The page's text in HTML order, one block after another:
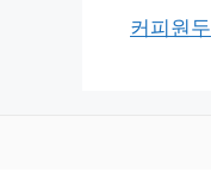
커피원두